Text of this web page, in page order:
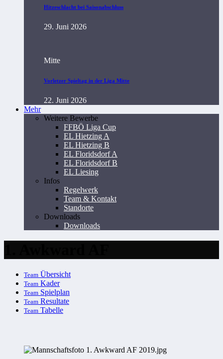
Hitzeschlacht bei Saisonabschluss
29. Juni 2026
Mitte
Vorletzer Spieltag in der Liga Mitte
22. Juni 2026
Mehr
Weitere Bewerbe
FFBÖ Liga Cup
EL Hietzing A
EL Hietzing B
EL Floridsdorf A
EL Floridsdorf B
EL Liesing
Infos
Regelwerk
Team & Kontakt
Standorte
Downloads
Downloads
Team Übersicht
Team Kader
Team Spielplan
Team Resultate
Team Tabelle